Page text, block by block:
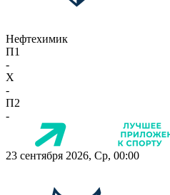
Нефтехимик
П1
-
X
-
П2
-
23 сентября 2026, Ср, 00:00